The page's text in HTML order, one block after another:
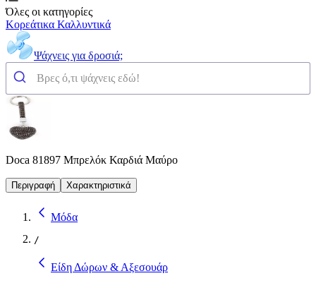
Όλες οι κατηγορίες
Κορεάτικα Καλλυντικά
Ψάχνεις για δροσιά;
Doca 81897 Μπρελόκ Καρδιά Μαύρο
Περιγραφή Χαρακτηριστικά
Μόδα
/
Είδη Δώρων & Αξεσουάρ